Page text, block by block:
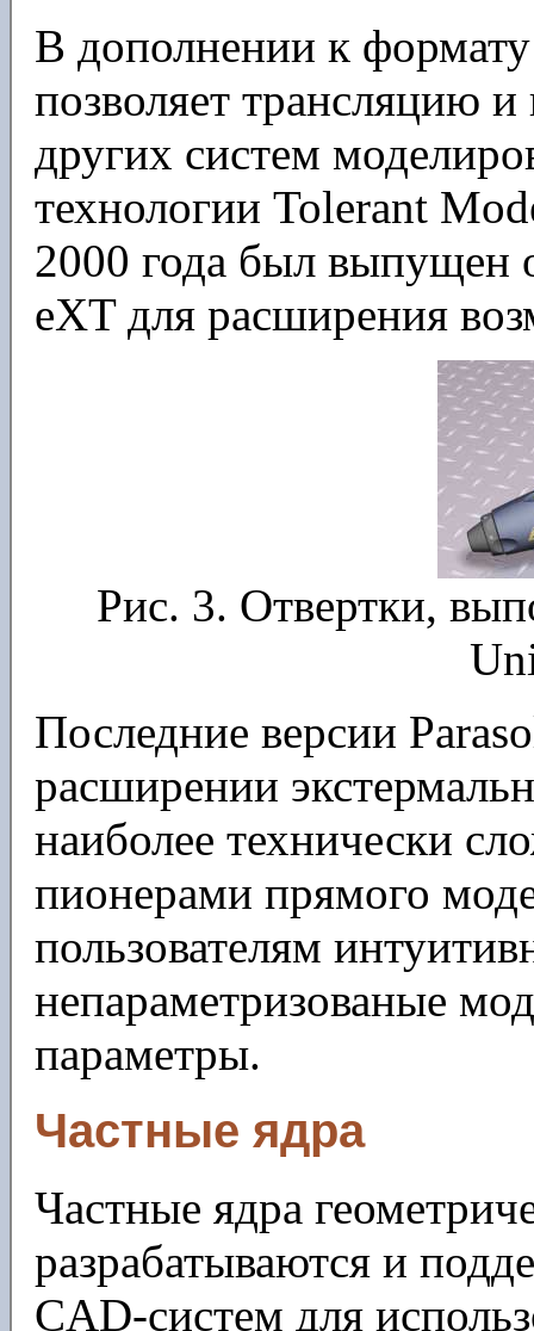
В дополнении к
позволяет трансляцию
других систем
технологии Tolerant
2000 года был выпущен
eXT для расширения
Рис. 3. Отвертки,
Последние версии
расширении
наиболее технически
пионерами прямого
пользователям
непараметризованые
параметры.
Частные ядра
Частные ядра
разрабатываются и
CAD-систем для